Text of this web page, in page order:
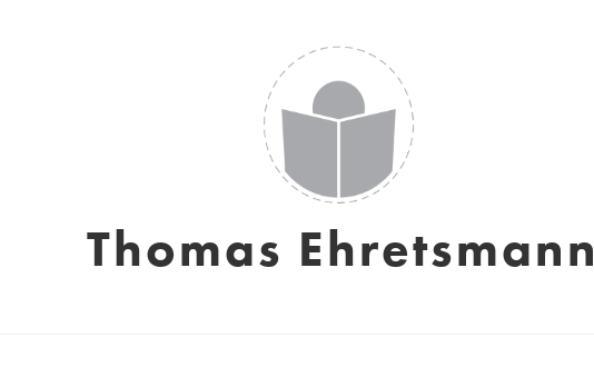
Thomas Ehretsmann